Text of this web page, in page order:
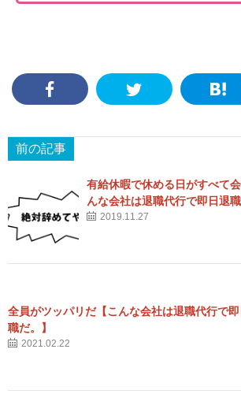
前の記事
有給休暇で休める日がすべて
んな会社は退職代行で即日退職
2019.11.27
全員がツッパリだ【こんな会社は退職代行で即
職だ。】
2021.02.22